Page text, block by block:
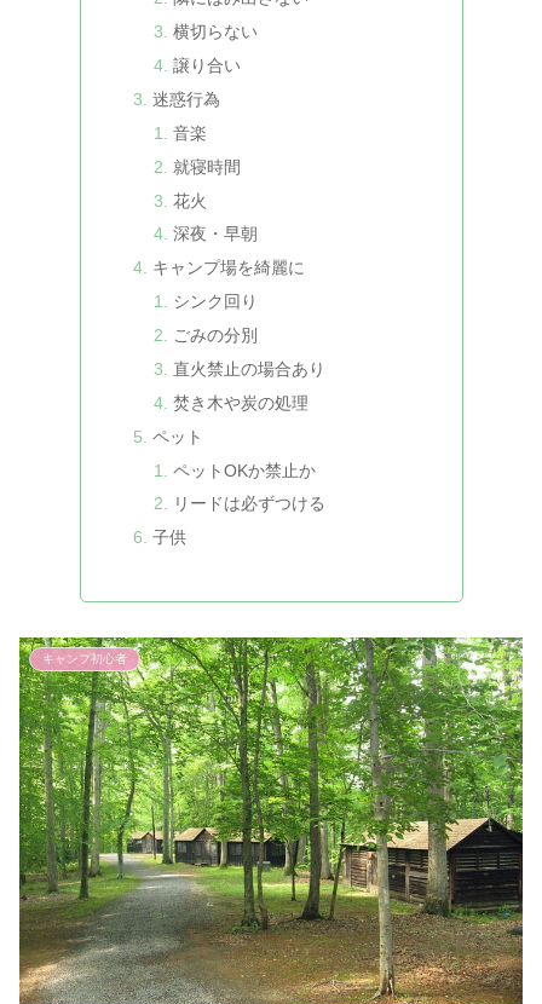
横切らない
譲り合い
迷惑行為
音楽
就寝時間
花火
深夜・早朝
キャンプ場を綺麗に
シンク回り
ごみの分別
直火禁止の場合あり
焚き木や炭の処理
ペット
ペットOKか禁止か
リードは必ずつける
子供
キャンプ初心者